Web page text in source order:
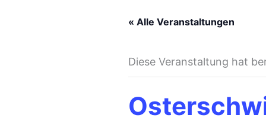
« Alle Veranstaltungen
Diese Veranstaltung hat